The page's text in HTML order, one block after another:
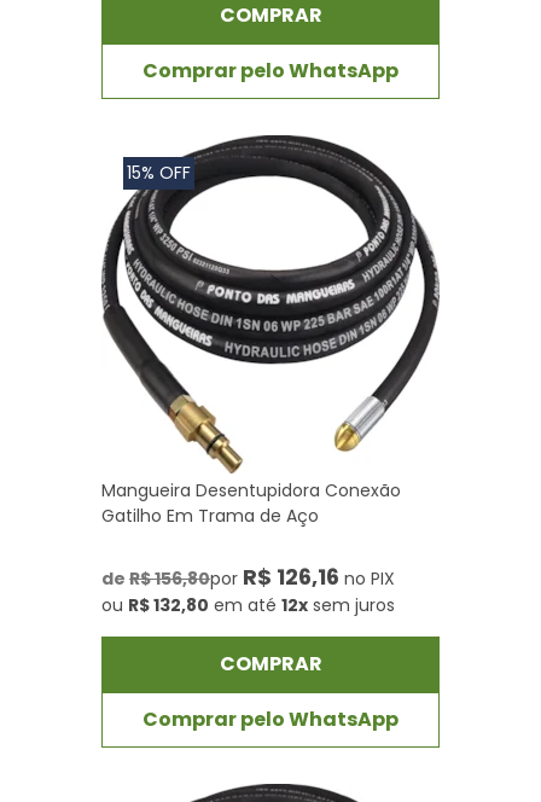
COMPRAR
Comprar pelo WhatsApp
15% OFF
Mangueira Desentupidora Conexão
Gatilho Em Trama de Aço
de R$ 156,80por R$ 126,16 no PIX
ou R$ 132,80 em até 12x sem juros
COMPRAR
Comprar pelo WhatsApp